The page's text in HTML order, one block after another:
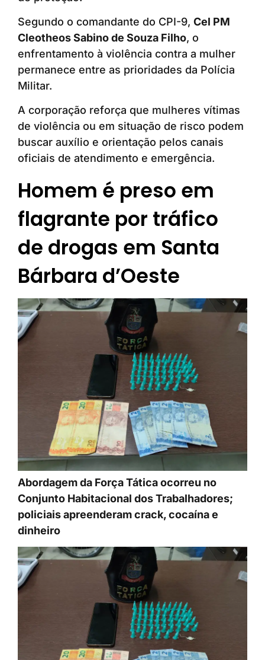
Segundo o comandante do CPI-9, Cel PM
Cleotheos Sabino de Souza Filho, o
enfrentamento à violência contra a mulher
permanece entre as prioridades da Polícia
Militar.
A corporação reforça que mulheres vítimas
de violência ou em situação de risco podem
buscar auxílio e orientação pelos canais
oficiais de atendimento e emergência.
Homem é preso em
flagrante por tráfico
de drogas em Santa
Bárbara d’Oeste
Abordagem da Força Tática ocorreu no
Conjunto Habitacional dos Trabalhadores;
policiais apreenderam crack, cocaína e
dinheiro